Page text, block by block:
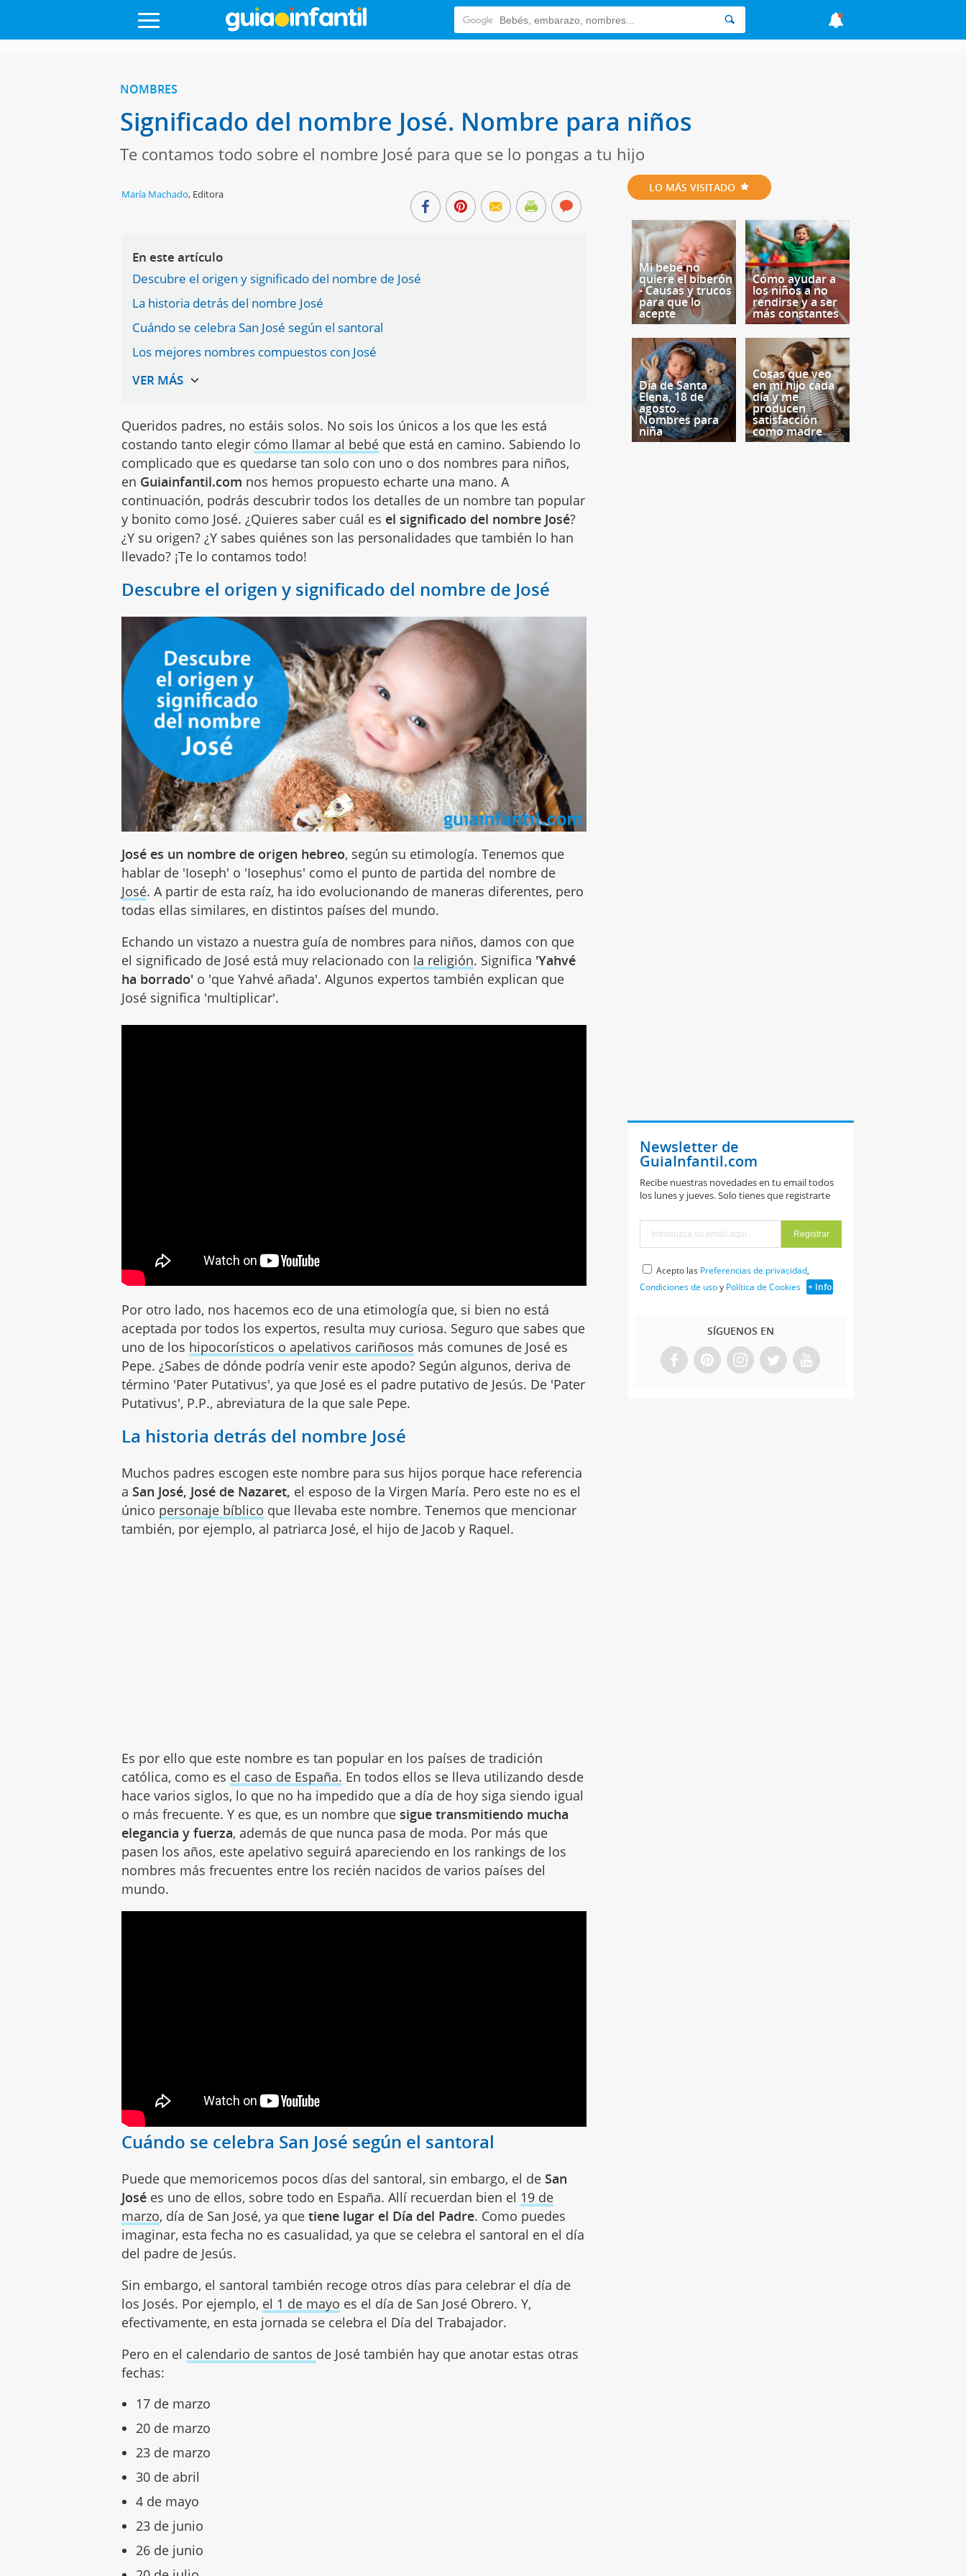
NOMBRES
Significado del nombre José. Nombre para niños
Te contamos todo sobre el nombre José para que se lo pongas a tu hijo
María Machado, Editora
En este artículo
Descubre el origen y significado del nombre de José
La historia detrás del nombre José
Cuándo se celebra San José según el santoral
Los mejores nombres compuestos con José
Queridos padres, no estáis solos. No sois los únicos a los que les está
costando tanto elegir cómo llamar al bebé que está en camino. Sabiendo lo
complicado que es quedarse tan solo con uno o dos nombres para niños,
en Guiainfantil.com nos hemos propuesto echarte una mano. A
continuación, podrás descubrir todos los detalles de un nombre tan popular
y bonito como José. ¿Quieres saber cuál es el significado del nombre José?
¿Y su origen? ¿Y sabes quiénes son las personalidades que también lo han
llevado? ¡Te lo contamos todo!
Descubre el origen y significado del nombre de José
José es un nombre de origen hebreo, según su etimología. Tenemos que
hablar de 'Ioseph' o 'Iosephus' como el punto de partida del nombre de
José. A partir de esta raíz, ha ido evolucionando de maneras diferentes, pero
todas ellas similares, en distintos países del mundo.
Echando un vistazo a nuestra guía de nombres para niños, damos con que
el significado de José está muy relacionado con la religión. Significa 'Yahvé
ha borrado' o 'que Yahvé añada'. Algunos expertos también explican que
José significa 'multiplicar'.
Por otro lado, nos hacemos eco de una etimología que, si bien no está
aceptada por todos los expertos, resulta muy curiosa. Seguro que sabes que
uno de los hipocorísticos o apelativos cariñosos más comunes de José es
Pepe. ¿Sabes de dónde podría venir este apodo? Según algunos, deriva de
término 'Pater Putativus', ya que José es el padre putativo de Jesús. De 'Pater
Putativus', P.P., abreviatura de la que sale Pepe.
La historia detrás del nombre José
Muchos padres escogen este nombre para sus hijos porque hace referencia
a San José, José de Nazaret, el esposo de la Virgen María. Pero este no es el
único personaje bíblico que llevaba este nombre. Tenemos que mencionar
también, por ejemplo, al patriarca José, el hijo de Jacob y Raquel.
Es por ello que este nombre es tan popular en los países de tradición
católica, como es el caso de España. En todos ellos se lleva utilizando desde
hace varios siglos, lo que no ha impedido que a día de hoy siga siendo igual
o más frecuente. Y es que, es un nombre quesigue transmitiendo mucha
elegancia y fuerza, además de que nunca pasa de moda. Por más que
pasen los años, este apelativo seguirá apareciendo en los rankings de los
nombres más frecuentes entre los recién nacidos de varios países del
mundo.
Cuándo se celebra San José según el santoral
Puede que memoricemos pocos días del santoral, sin embargo, el deSan
José es uno de ellos, sobre todo en España. Allí recuerdan bien el 19 de
marzo, día de San José, ya quetiene lugar el Día del Padre. Como puedes
imaginar, esta fecha no es casualidad, ya que se celebra el santoral en el día
del padre de Jesús.
Sin embargo, el santoral también recoge otros días para celebrar el día de
los Josés. Por ejemplo, el 1 de mayo es el día de San José Obrero. Y,
efectivamente, en esta jornada se celebra el Día del Trabajador.
Pero en el calendario de santos de José también hay que anotar estas otras
fechas:
17 de marzo
20 de marzo
23 de marzo
30 de abril
4 de mayo
23 de junio
26 de junio
LO MÁS VISITADO
Mi bebé no
quiere el biberón
- Causas y trucos
para que lo
acepte
Cómo ayudar a
los niños a no
rendirse y a ser
más constantes
Día de Santa
Elena, 18 de
agosto.
Nombres para
niña
Cosas que veo
en mi hijo cada
día y me
producen
satisfacción
como madre
Newsletter de
GuiaInfantil.com
Recibe nuestras novedades en tu email todos
los lunes y jueves. Solo tienes que registrarte
Acepto las Preferencias de privacidad,
Condiciones de usoy Política de Cookies + Info
SÍGUENOS EN